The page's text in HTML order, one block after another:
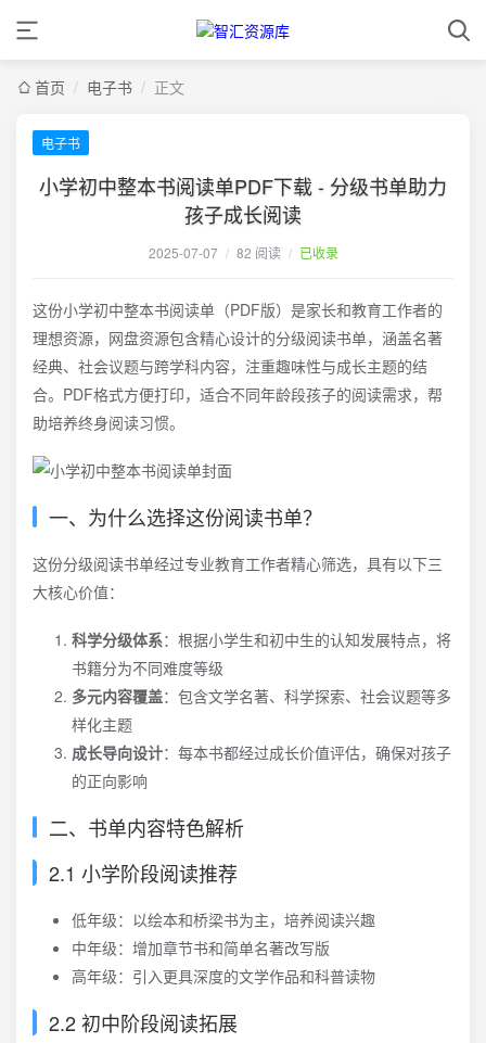
首页 / 电子书 / 正文
电子书
小学初中整本书阅读单PDF下载 - 分级书单助力
孩子成长阅读
2025-07-07 / 82 阅读 / 已收录
这份小学初中整本书阅读单（PDF版）是家长和教育工作者的
理想资源，网盘资源包含精心设计的分级阅读书单，涵盖名著
经典、社会议题与跨学科内容，注重趣味性与成长主题的结
合。PDF格式方便打印，适合不同年龄段孩子的阅读需求，帮
助培养终身阅读习惯。
一、为什么选择这份阅读书单？
这份分级阅读书单经过专业教育工作者精心筛选，具有以下三
大核心价值：
科学分级体系：根据小学生和初中生的认知发展特点，将
书籍分为不同难度等级
多元内容覆盖：包含文学名著、科学探索、社会议题等多
样化主题
成长导向设计：每本书都经过成长价值评估，确保对孩子
的正向影响
二、书单内容特色解析
2.1 小学阶段阅读推荐
低年级：以绘本和桥梁书为主，培养阅读兴趣
中年级：增加章节书和简单名著改写版
高年级：引入更具深度的文学作品和科普读物
2.2 初中阶段阅读拓展